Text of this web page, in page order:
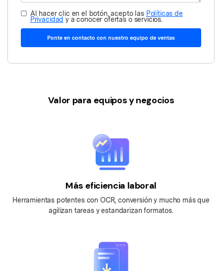
Al hacer clic en el botón, acepto las Políticas de
Privacidad y a conocer ofertas o servicios.
Ponte en contacto con nuestro equipo de ventas
Valor para equipos y negocios
Más eficiencia laboral
Herramientas potentes con OCR, conversión y mucho más que
agilizan tareas y estandarizan formatos.